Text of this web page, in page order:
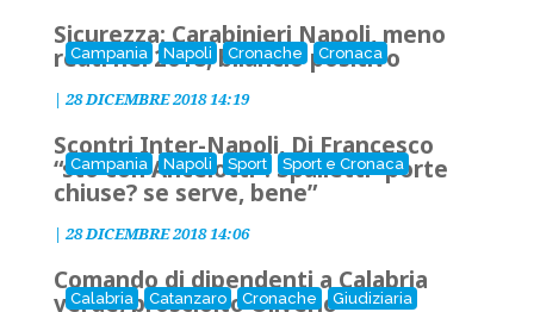
Campania Napoli Cronache Cronaca
Sicurezza: Carabinieri Napoli, meno
reati nel 2018, bilancio positivo
| 28 DICEMBRE 2018 14:19
Campania Napoli Sport Sport e Cronaca
Scontri Inter-Napoli, Di Francesco
“sto con Ancelotti”. Spalletti “porte
chiuse? se serve, bene”
| 28 DICEMBRE 2018 14:06
Calabria Catanzaro Cronache Giudiziaria
Comando di dipendenti a Calabria
verde, prosciolto Oliverio